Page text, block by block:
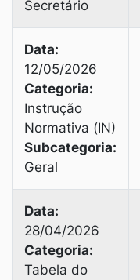
Secretário
Data:
12/05/2026
Categoria:
Instrução
Normativa (IN)
Subcategoria:
Geral
Data:
28/04/2026
Categoria:
Tabela do